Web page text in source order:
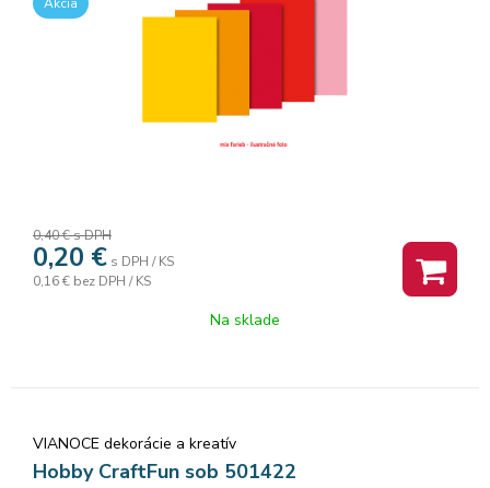
0,40 €s DPH
0,20 € s DPH / KS
0,16 € bez DPH / KS
Na sklade
VIANOCE dekorácie a kreatív
Hobby CraftFun sob 501422